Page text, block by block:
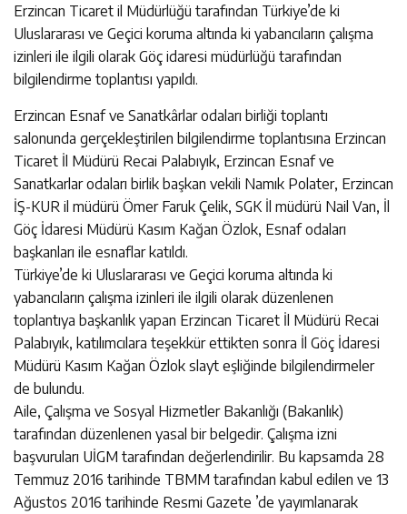
Erzincan Ticaret il Müdürlüğü tarafından Türkiye’de ki
Uluslararası ve Geçici koruma altında ki yabancıların çalışma
izinleri ile ilgili olarak Göç idaresi müdürlüğü tarafından
bilgilendirme toplantısı yapıldı.
Erzincan Esnaf ve Sanatkârlar odaları birliği toplantı
salonunda gerçekleştirilen bilgilendirme toplantısına Erzincan
Ticaret İl Müdürü Recai Palabıyık, Erzincan Esnaf ve
Sanatkarlar odaları birlik başkan vekili Namık Polater, Erzincan
İŞ-KUR il müdürü Ömer Faruk Çelik, SGK İl müdürü Nail Van, İl
Göç İdaresi Müdürü Kasım Kağan Özlok, Esnaf odaları
başkanları ile esnaflar katıldı.
Türkiye’de ki Uluslararası ve Geçici koruma altında ki
yabancıların çalışma izinleri ile ilgili olarak düzenlenen
toplantıya başkanlık yapan Erzincan Ticaret İl Müdürü Recai
Palabıyık, katılımcılara teşekkür ettikten sonra İl Göç İdaresi
Müdürü Kasım Kağan Özlok slayt eşliğinde bilgilendirmeler
de bulundu.
Aile, Çalışma ve Sosyal Hizmetler Bakanlığı (Bakanlık)
tarafından düzenlenen yasal bir belgedir. Çalışma izni
başvuruları UİGM tarafından değerlendirilir. Bu kapsamda 28
Temmuz 2016 tarihinde TBMM tarafından kabul edilen ve 13
Ağustos 2016 tarihinde Resmi Gazete ’de yayımlanarak